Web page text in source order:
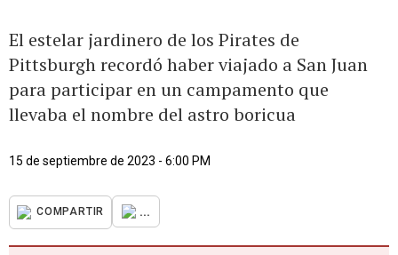
El estelar jardinero de los Pirates de
Pittsburgh recordó haber viajado a San Juan
para participar en un campamento que
llevaba el nombre del astro boricua
15 de septiembre de 2023 - 6:00 PM
COMPARTIR ...